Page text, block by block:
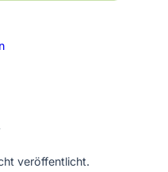
veröffentlicht.